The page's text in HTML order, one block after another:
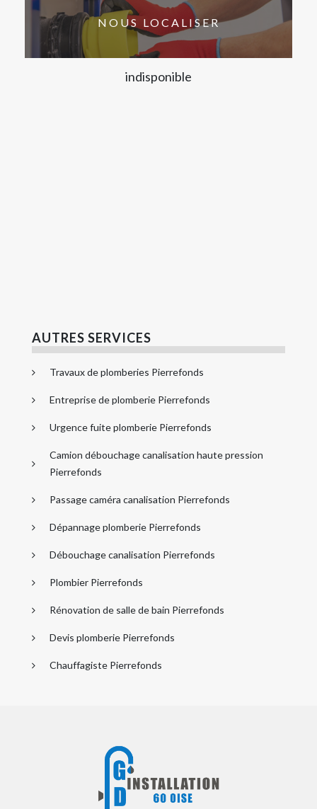
NOUS LOCALISER
indisponible
AUTRES SERVICES
Travaux de plomberies Pierrefonds
Entreprise de plomberie Pierrefonds
Urgence fuite plomberie Pierrefonds
Camion débouchage canalisation haute pression
Pierrefonds
Passage caméra canalisation Pierrefonds
Dépannage plomberie Pierrefonds
Débouchage canalisation Pierrefonds
Plombier Pierrefonds
Rénovation de salle de bain Pierrefonds
Devis plomberie Pierrefonds
Chauffagiste Pierrefonds